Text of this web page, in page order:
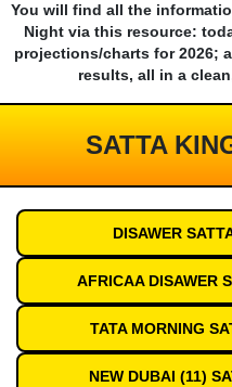
You will find all the
Night via this resource:
projections/charts for 2026;
results, all in a
SATTA
DISAWER
AFRICAA DISAWER
TATA MORNING
NEW DUBAI (11)